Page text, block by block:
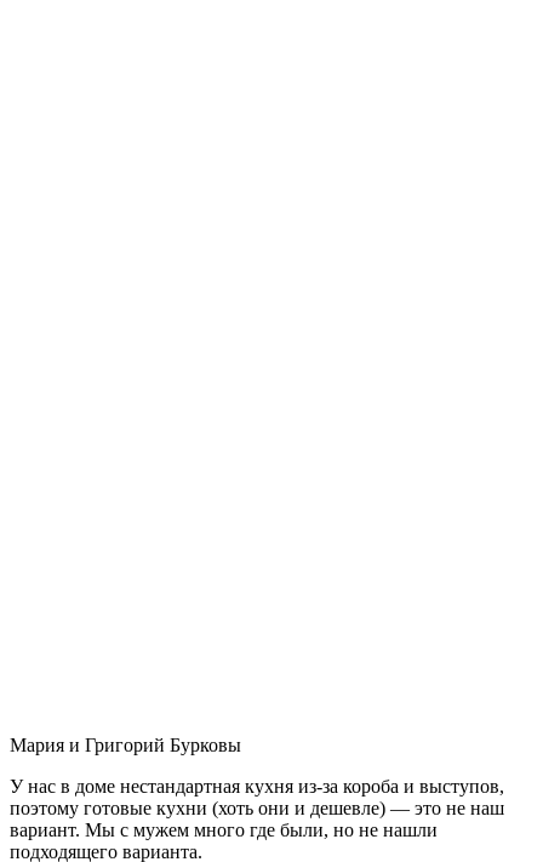
Мария и Григорий Бурковы
У нас в доме нестандартная кухня из-за короба и выступов,
поэтому готовые кухни (хоть они и дешевле) — это не наш
вариант. Мы с мужем много где были, но не нашли
подходящего варианта.